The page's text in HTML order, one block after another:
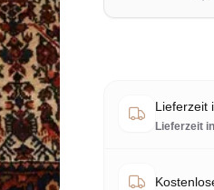
Lieferzeit
Lieferzeit